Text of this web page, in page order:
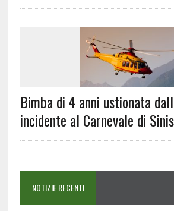
Bimba di 4 anni ustionata
incidente al Carnevale di
NOTIZIE RECENTI